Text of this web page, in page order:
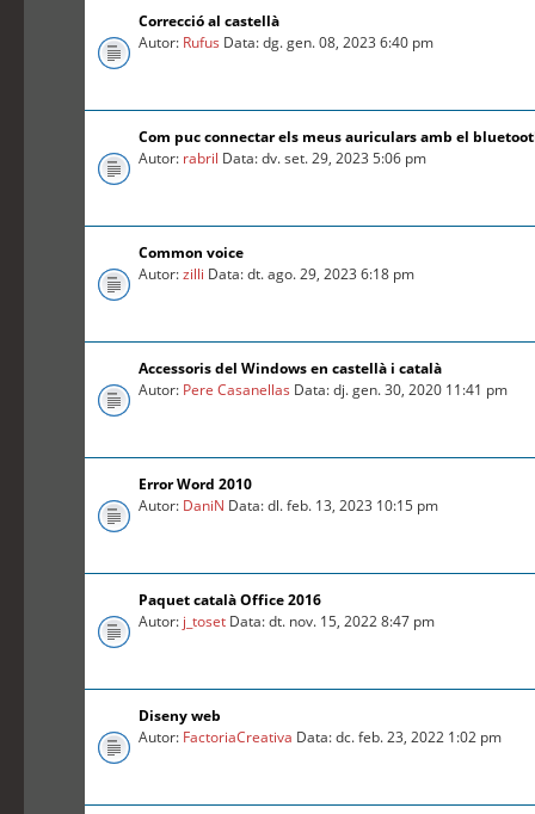
Correcció al castellà
Autor: Rufus Data: dg. gen. 08, 2023 6:40 pm
Com puc connectar els meus auriculars amb el
Autor: rabril Data: dv. set. 29, 2023 5:06 pm
Common voice
Autor:zilli Data: dt. ago. 29, 2023 6:18 pm
Accessoris del Windows en castellà i català
Autor: Pere Casanellas Data: dj. gen. 30, 2020 11:41 pm
Error Word 2010
Autor: DaniN Data: dl. feb. 13, 2023 10:15 pm
Paquet català Office 2016
Autor: j_toset Data: dt. nov. 15, 2022 8:47 pm
Diseny web
Autor: FactoriaCreativa Data: dc. feb. 23, 2022 1:02 pm